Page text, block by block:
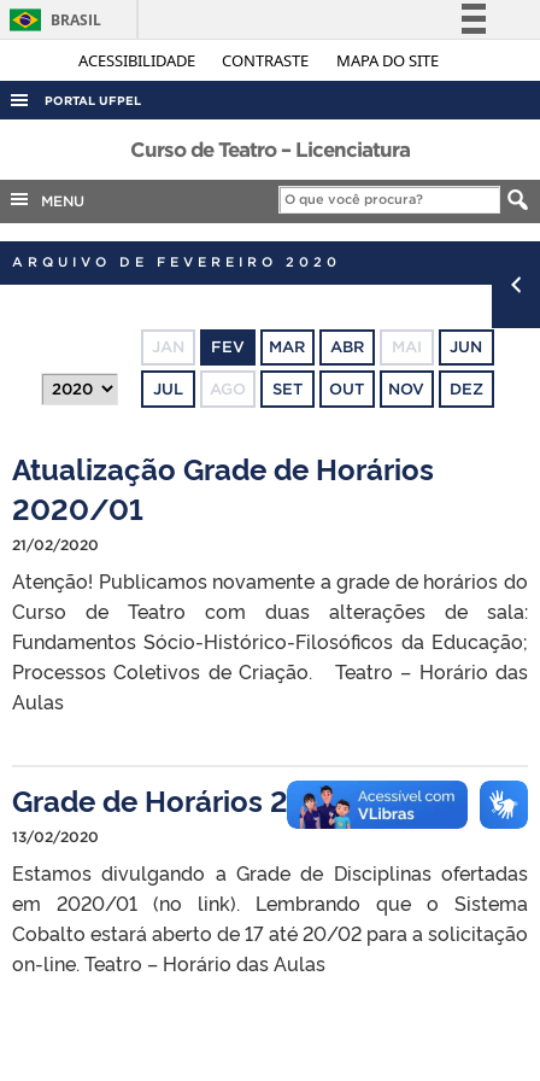
ACESSIBILIDADE CONTRASTE MAPA DO SITE
BRASIL
Simplifique!
Legislação
Canais
PORTAL UFPEL
ACESSO À INFORMAÇÃO
AUDITORIA
COBALTO
CONCURSOS
OUVIDORIA
TELEFONES
Curso de Teatro – Licenciatura
MENU
ARQUIVO DE FEVEREIRO 2020
JAN FEV MAR ABR MAI JUN
JUL AGO SET OUT NOV DEZ
Atualização Grade de Horários
2020/01
21/02/2020
Atenção! Publicamos novamente a grade de horários do
Curso de Teatro com duas alterações de sala:
Fundamentos Sócio-Histórico-Filosóficos da Educação;
Processos Coletivos de Criação. Teatro – Horário das
Aulas
Grade de Horários 2020/01
13/02/2020
Estamos divulgando a Grade de Disciplinas ofertadas
em 2020/01 (no link). Lembrando que o Sistema
Cobalto estará aberto de 17 até 20/02 para a solicitação
on-line. Teatro – Horário das Aulas